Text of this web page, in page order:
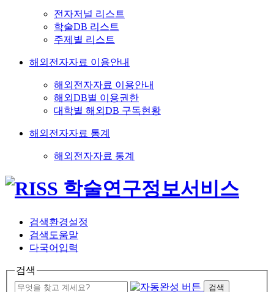
전자저널 리스트
학술DB 리스트
주제별 리스트
해외전자자료 이용안내
해외전자자료 이용안내
해외DB별 이용권한
대학별 해외DB 구독현황
해외전자자료 통계
해외전자자료 통계
검색환경설정
검색도움말
다국어입력
검색
검색